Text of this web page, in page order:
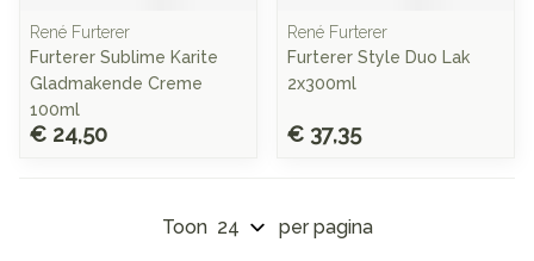
René Furterer
Furterer Sublime Karite
Gladmakende Creme
100ml
€ 24,50
René Furterer
Furterer Style Duo Lak
2x300ml
€ 37,35
Toon per pagina